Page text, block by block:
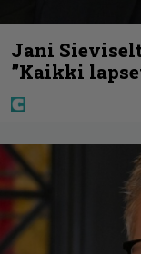
Jani
”Kaikki